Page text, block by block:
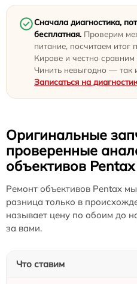
Сначала диагностика,
бесплатная. Проверим
питание, посчитаем итог
Кирове и честно
Чинить невыгодно — так
Записаться на
Оригинальные
проверенные
объективов Pentax
Ремонт объективов Pentax
разница только в
называет цену по обоим до
за вами.
Что ставим